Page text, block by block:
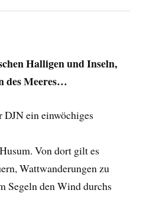
Halligen und Inseln,
des Meeres…
DJN ein einwöchiges
Von dort gilt es
Wattwanderungen zu
Segeln den Wind durchs